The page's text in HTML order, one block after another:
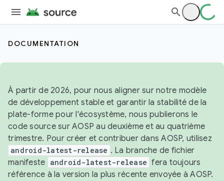
DOCUMENTATION
À partir de 2026, pour nous aligner sur notre modèle
de développement stable et garantir la stabilité de la
plate-forme pour l'écosystème, nous publierons le
code source sur AOSP au deuxième et au quatrième
trimestre. Pour créer et contribuer dans AOSP, utilisez
android-latest-release . La branche de fichier
manifeste android-latest-release fera toujours
référence à la version la plus récente envoyée à AOSP.